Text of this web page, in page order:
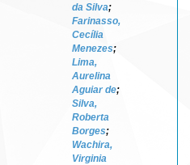
da Silva;
Farinasso,
Cecília
Menezes;
Lima,
Aurelina
Aguiar de;
Silva,
Roberta
Borges;
Wachira,
Virginia